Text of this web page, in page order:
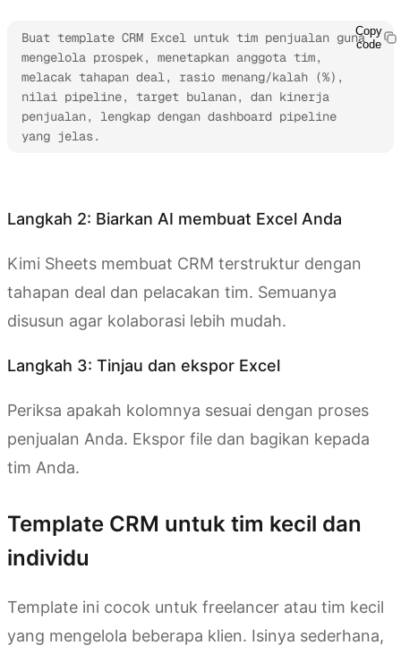
Buat template CRM Excel untuk tim penjualan guna
mengelola prospek, menetapkan anggota tim,
melacak tahapan deal, rasio menang/kalah (%),
nilai pipeline, target bulanan, dan kinerja
penjualan, lengkap dengan dashboard pipeline
yang jelas.
Copy
code
Langkah 2: Biarkan AI membuat Excel Anda
Kimi Sheets membuat CRM terstruktur dengan
tahapan deal dan pelacakan tim. Semuanya
disusun agar kolaborasi lebih mudah.
Langkah 3: Tinjau dan ekspor Excel
Periksa apakah kolomnya sesuai dengan proses
penjualan Anda. Ekspor file dan bagikan kepada
tim Anda.
Template CRM untuk tim kecil dan
individu
Template ini cocok untuk freelancer atau tim kecil
yang mengelola beberapa klien. Isinya sederhana,